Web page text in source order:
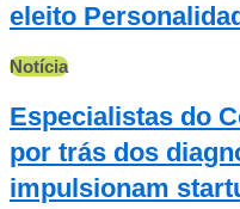
eleito
Notícia
Especialistas do
por trás dos
impulsionam